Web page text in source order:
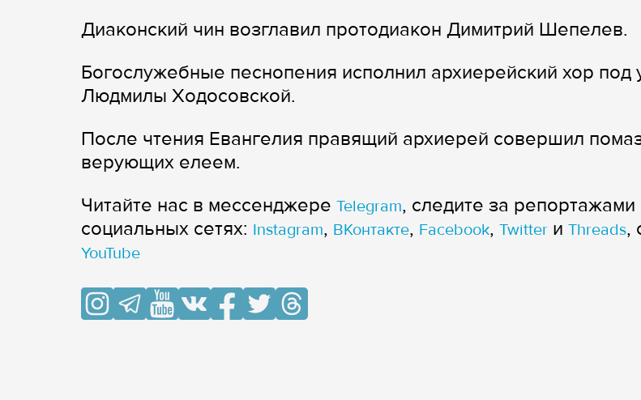
Диаконский чин возглавил протодиакон Димитрий Шепелев.
Богослужебные песнопения исполнил архиерейский хор под
Людмилы Ходосовской.
После чтения Евангелия правящий архиерей совершил
верующих елеем.
Читайте нас в мессенджере Telegram, следите за репортажами
cоциальных сетях: Instagram, ВКонтакте, Facebook, Twitter и Threads,
YouTube